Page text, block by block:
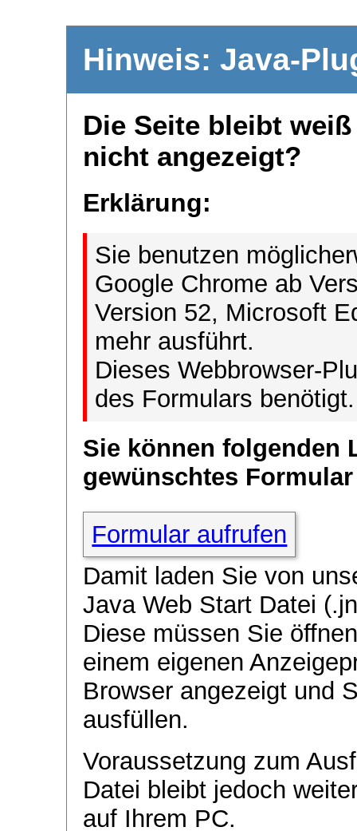
Hinweis: Java-
Die Seite bleibt
nicht angezeigt?
Erklärung:
Sie benutzen
Google Chrome ab
Version 52, Microsoft
mehr ausführt.
Dieses Webbrowser-
des Formulars benötigt.
Sie können folgenden
gewünschtes
Formular aufrufen
Damit laden Sie von
Java Web Start Datei
Diese müssen Sie
einem eigenen
Browser angezeigt und
ausfüllen.
Voraussetzung zum
Datei bleibt jedoch
auf Ihrem PC.